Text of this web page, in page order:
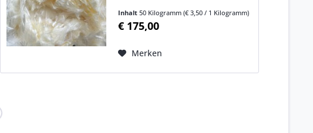
Scherfestigkeit. Verschiedene
Bedingungen der Tretschicht
Verbrauch Bei gutem
Inhalt50 Kilogramm(€ 3,50 / 1 Kilogramm)
€ 175,00
Merken